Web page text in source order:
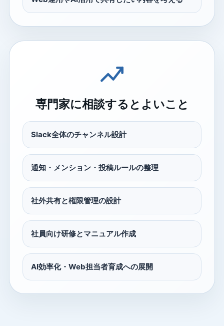
専門家に相談するとよいこと
Slack全体のチャンネル設計
通知・メンション・投稿ルールの整理
社外共有と権限管理の設計
社員向け研修とマニュアル作成
AI効率化・Web担当者育成への展開